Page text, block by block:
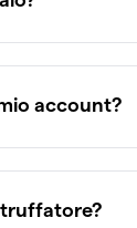
account?
truffatore?